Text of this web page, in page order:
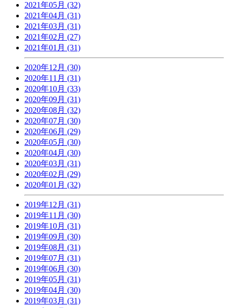
2021年05月 (32)
2021年04月 (31)
2021年03月 (31)
2021年02月 (27)
2021年01月 (31)
2020年12月 (30)
2020年11月 (31)
2020年10月 (33)
2020年09月 (31)
2020年08月 (32)
2020年07月 (30)
2020年06月 (29)
2020年05月 (30)
2020年04月 (30)
2020年03月 (31)
2020年02月 (29)
2020年01月 (32)
2019年12月 (31)
2019年11月 (30)
2019年10月 (31)
2019年09月 (30)
2019年08月 (31)
2019年07月 (31)
2019年06月 (30)
2019年05月 (31)
2019年04月 (30)
2019年03月 (31)